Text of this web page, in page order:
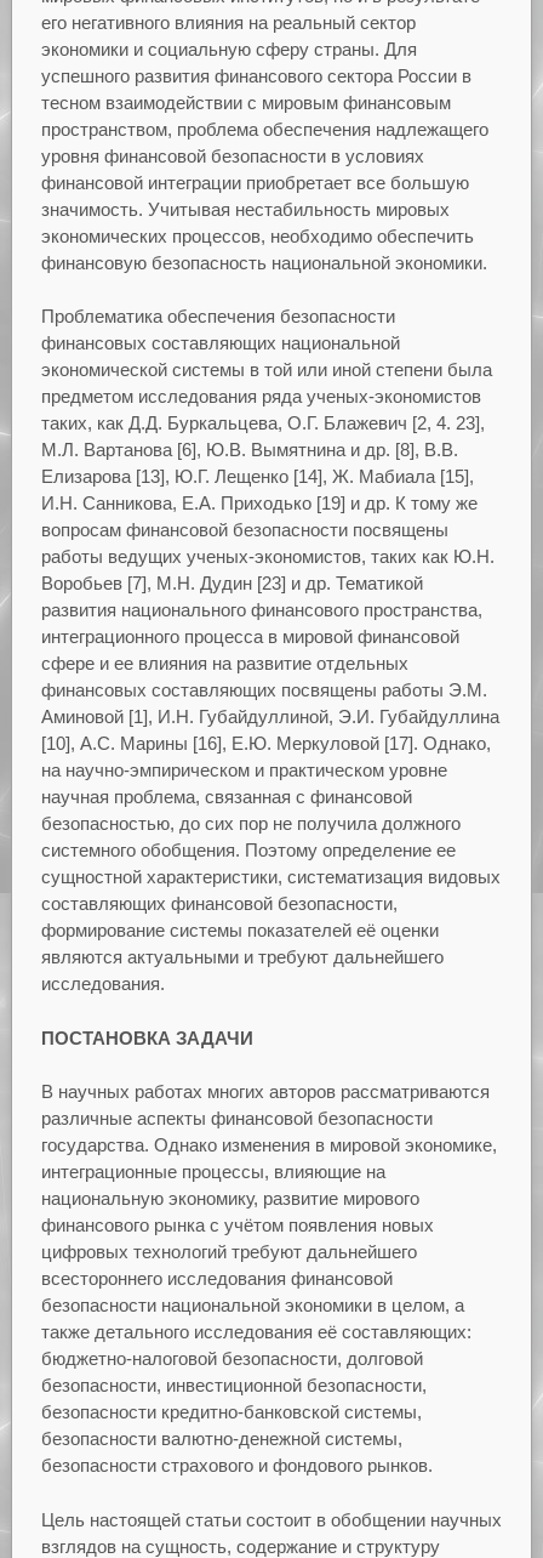
его негативного влияния на реальный сектор
экономики и социальную сферу страны. Для
успешного развития финансового сектора России в
тесном взаимодействии с мировым финансовым
пространством, проблема обеспечения надлежащего
уровня финансовой безопасности в условиях
финансовой интеграции приобретает все большую
значимость. Учитывая нестабильность мировых
экономических процессов, необходимо обеспечить
финансовую безопасность национальной экономики.
Проблематика обеспечения безопасности
финансовых составляющих национальной
экономической системы в той или иной степени была
предметом исследования ряда ученых-экономистов
таких, как Д.Д. Буркальцева, О.Г. Блажевич [2, 4. 23],
М.Л. Вартанова [6], Ю.В. Вымятнина и др. [8], В.В.
Елизарова [13], Ю.Г. Лещенко [14], Ж. Мабиала [15],
И.Н. Санникова, Е.А. Приходько [19] и др. К тому же
вопросам финансовой безопасности посвящены
работы ведущих ученых-экономистов, таких как Ю.Н.
Воробьев [7], М.Н. Дудин [23] и др. Тематикой
развития национального финансового пространства,
интеграционного процесса в мировой финансовой
сфере и ее влияния на развитие отдельных
финансовых составляющих посвящены работы Э.М.
Аминовой [1], И.Н. Губайдуллиной, Э.И. Губайдуллина
[10], А.С. Марины [16], Е.Ю. Меркуловой [17]. Однако,
на научно-эмпирическом и практическом уровне
научная проблема, связанная с финансовой
безопасностью, до сих пор не получила должного
системного обобщения. Поэтому определение ее
сущностной характеристики, систематизация видовых
составляющих финансовой безопасности,
формирование системы показателей её оценки
являются актуальными и требуют дальнейшего
исследования.
ПОСТАНОВКА ЗАДАЧИ
В научных работах многих авторов рассматриваются
различные аспекты финансовой безопасности
государства. Однако изменения в мировой экономике,
интеграционные процессы, влияющие на
национальную экономику, развитие мирового
финансового рынка с учётом появления новых
цифровых технологий требуют дальнейшего
всестороннего исследования финансовой
безопасности национальной экономики в целом, а
также детального исследования её составляющих:
бюджетно-налоговой безопасности, долговой
безопасности, инвестиционной безопасности,
безопасности кредитно-банковской системы,
безопасности валютно-денежной системы,
безопасности страхового и фондового рынков.
Цель настоящей статьи состоит в обобщении научных
взглядов на сущность, содержание и структуру